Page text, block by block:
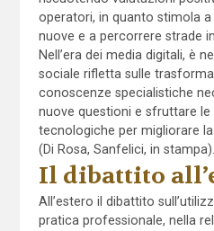
operatori, in quanto stimola
nuove e a percorrere strade
Nell’era dei media digitali, è
sociale rifletta sulle
conoscenze specialistiche
nuove questioni e sfruttare
tecnologiche per migliorare
(Di Rosa, Sanfelici, in stampa).
Il dibattito
All’estero il dibattito
pratica professionale, nella